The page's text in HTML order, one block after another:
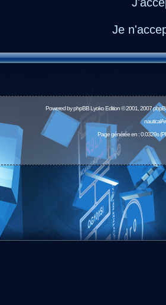
Je
Powered byphpBBLyoko Edition © 2001, 2007
Page générée en : 0.0329s